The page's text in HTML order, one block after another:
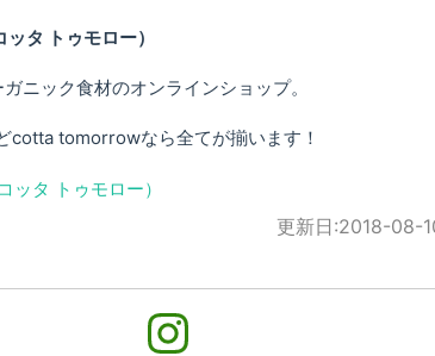
タ トゥモロー）
ニック食材のオンラインショップ。
cotta tomorrowなら全てが揃います！
更新日:2018-08-